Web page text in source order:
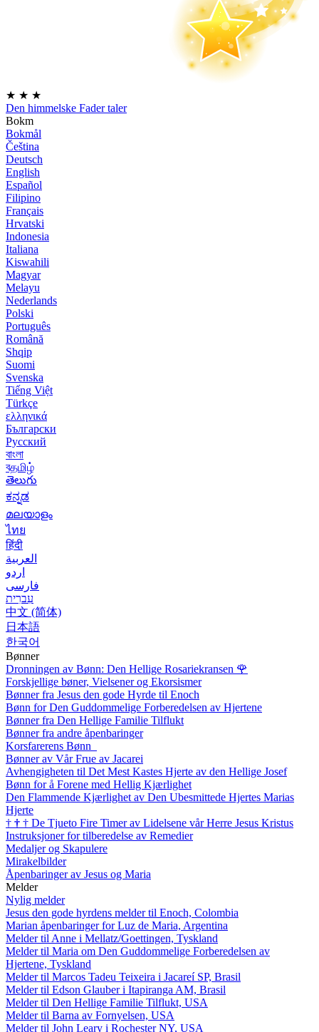
★ ★ ★
Den himmelske Fader taler
Bokm
Bokmål
Čeština
Deutsch
English
Español
Filipino
Français
Hrvatski
Indonesia
Italiana
Kiswahili
Magyar
Melayu
Nederlands
Polski
Português
Română
Shqip
Suomi
Svenska
Tiếng Việt
Türkçe
ελληνικά
Български
Русский
বাংলা
বதமிழ்
తెలుగు
ಕನ್ನಡ
മലയാളം
ไทย
हिंदी
العربية
اردو
فارسی
עִברִית
中文 (简体)
日本語
한국어
Bønner
Dronningen av Bønn: Den Hellige Rosariekransen 🌹
Forskjellige bøner, Vielsener og Ekorsismer
Bønner fra Jesus den gode Hyrde til Enoch
Bønn for Den Guddommelige Forberedelsen av Hjertene
Bønner fra Den Hellige Familie Tilflukt
Bønner fra andre åpenbaringer
Korsfarerens Bønn
Bønner av Vår Frue av Jacarei
Avhengigheten til Det Mest Kastes Hjerte av den Hellige Josef
Bønn for å Forene med Hellig Kjærlighet
Den Flammende Kjærlighet av Den Ubesmittede Hjertes Marias
Hjerte
† † † De Tjueto Fire Timer av Lidelsene vår Herre Jesus Kristus
Instruksjoner for tilberedelse av Remedier
Medaljer og Skapulere
Mirakelbilder
Åpenbaringer av Jesus og Maria
Melder
Nylig melder
Jesus den gode hyrdens melder til Enoch, Colombia
Marian åpenbaringer for Luz de Maria, Argentina
Melder til Anne i Mellatz/Goettingen, Tyskland
Melder til Maria om Den Guddommelige Forberedelsen av
Hjertene, Tyskland
Melder til Marcos Tadeu Teixeira i Jacareí SP, Brasil
Melder til Edson Glauber i Itapiranga AM, Brasil
Melder til Den Hellige Familie Tilflukt, USA
Melder til Barna av Fornyelsen, USA
Melder til John Leary i Rochester NY, USA